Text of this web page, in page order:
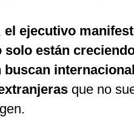
el ejecutivo
solo están
buscan
que no